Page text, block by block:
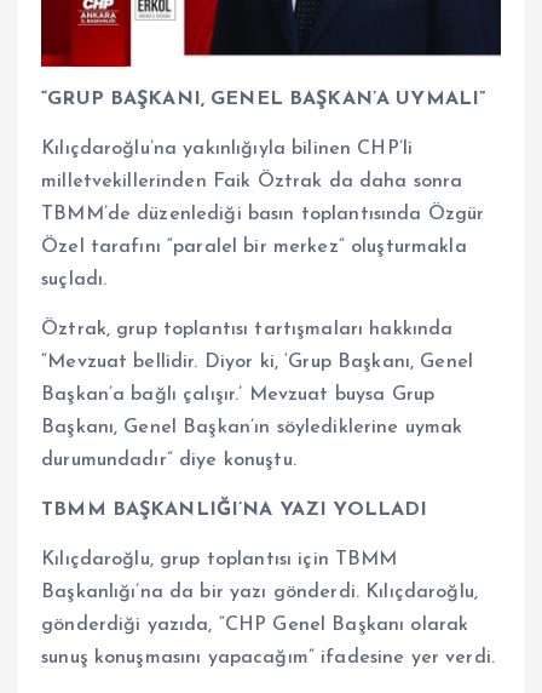
“GRUP BAŞKANI, GENEL BAŞKAN’A UYMALI”
Kılıçdaroğlu’na yakınlığıyla bilinen CHP’li
milletvekillerinden Faik Öztrak da daha sonra
TBMM’de düzenlediği basın toplantısında Özgür
Özel tarafını “paralel bir merkez” oluşturmakla
suçladı.
Öztrak, grup toplantısı tartışmaları hakkında
“Mevzuat bellidir. Diyor ki, ‘Grup Başkanı, Genel
Başkan’a bağlı çalışır.’ Mevzuat buysa Grup
Başkanı, Genel Başkan’ın söylediklerine uymak
durumundadır” diye konuştu.
TBMM BAŞKANLIĞI’NA YAZI YOLLADI
Kılıçdaroğlu, grup toplantısı için TBMM
Başkanlığı’na da bir yazı gönderdi. Kılıçdaroğlu,
gönderdiği yazıda, “CHP Genel Başkanı olarak
sunuş konuşmasını yapacağım” ifadesine yer verdi.